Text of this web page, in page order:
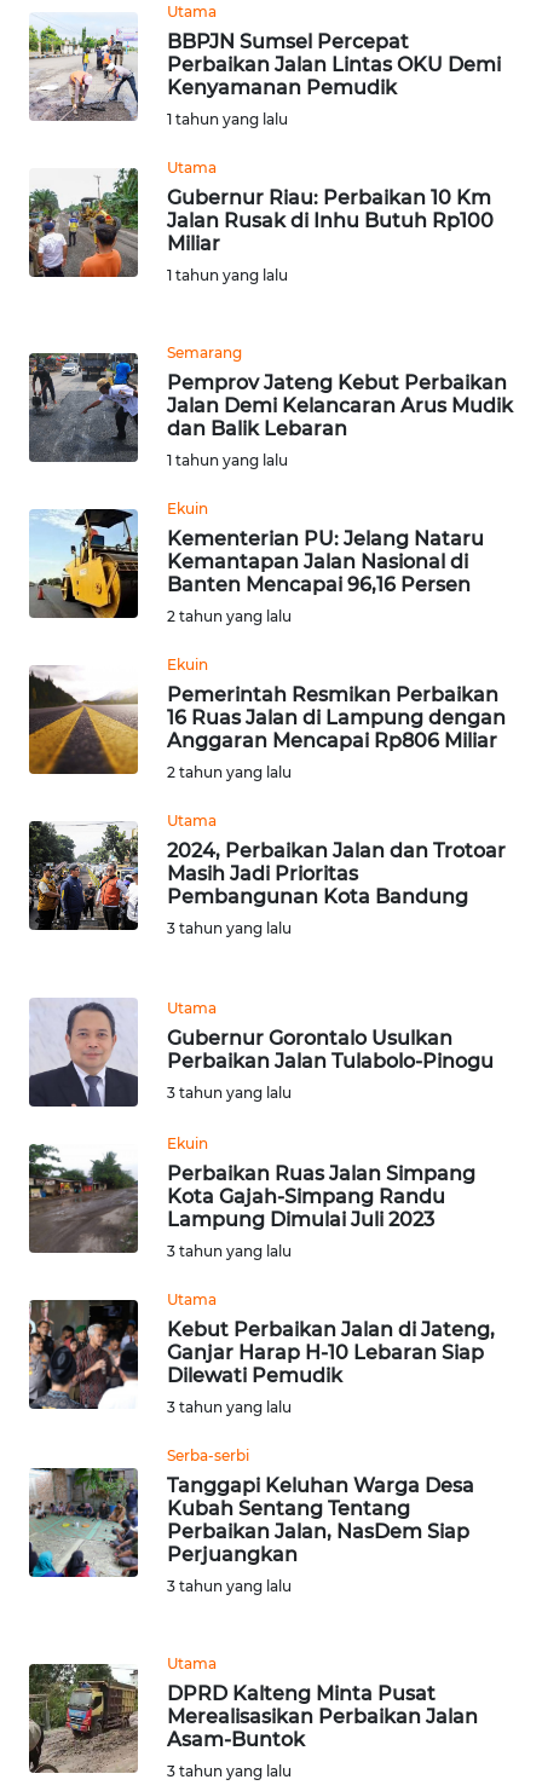
Utama
BBPJN Sumsel Percepat
Perbaikan Jalan Lintas OKU Demi
Kenyamanan Pemudik
1 tahun yang lalu
Utama
Gubernur Riau: Perbaikan 10 Km
Jalan Rusak di Inhu Butuh Rp100
Miliar
1 tahun yang lalu
Semarang
Pemprov Jateng Kebut Perbaikan
Jalan Demi Kelancaran Arus Mudik
dan Balik Lebaran
1 tahun yang lalu
Ekuin
Kementerian PU: Jelang Nataru
Kemantapan Jalan Nasional di
Banten Mencapai 96,16 Persen
2 tahun yang lalu
Ekuin
Pemerintah Resmikan Perbaikan
16 Ruas Jalan di Lampung dengan
Anggaran Mencapai Rp806 Miliar
2 tahun yang lalu
Utama
2024, Perbaikan Jalan dan Trotoar
Masih Jadi Prioritas
Pembangunan Kota Bandung
3 tahun yang lalu
Utama
Gubernur Gorontalo Usulkan
Perbaikan Jalan Tulabolo-Pinogu
3 tahun yang lalu
Ekuin
Perbaikan Ruas Jalan Simpang
Kota Gajah-Simpang Randu
Lampung Dimulai Juli 2023
3 tahun yang lalu
Utama
Kebut Perbaikan Jalan di Jateng,
Ganjar Harap H-10 Lebaran Siap
Dilewati Pemudik
3 tahun yang lalu
Serba-serbi
Tanggapi Keluhan Warga Desa
Kubah Sentang Tentang
Perbaikan Jalan, NasDem Siap
Perjuangkan
3 tahun yang lalu
Utama
DPRD Kalteng Minta Pusat
Merealisasikan Perbaikan Jalan
Asam-Buntok
3 tahun yang lalu
JABAR
WN
BANTEN
NTT
WN
WN
PAPUA
WN
PAPUA
WN
RIAU
SERAMBI
WN
JAMBI
WN
SULTRA
WN
WN
SULTENG
WN
WN
BABEL
SUMBAR
WN
SUMSEL
BENGKULU
WN
LAMPUNG
WN
NUSANTARA